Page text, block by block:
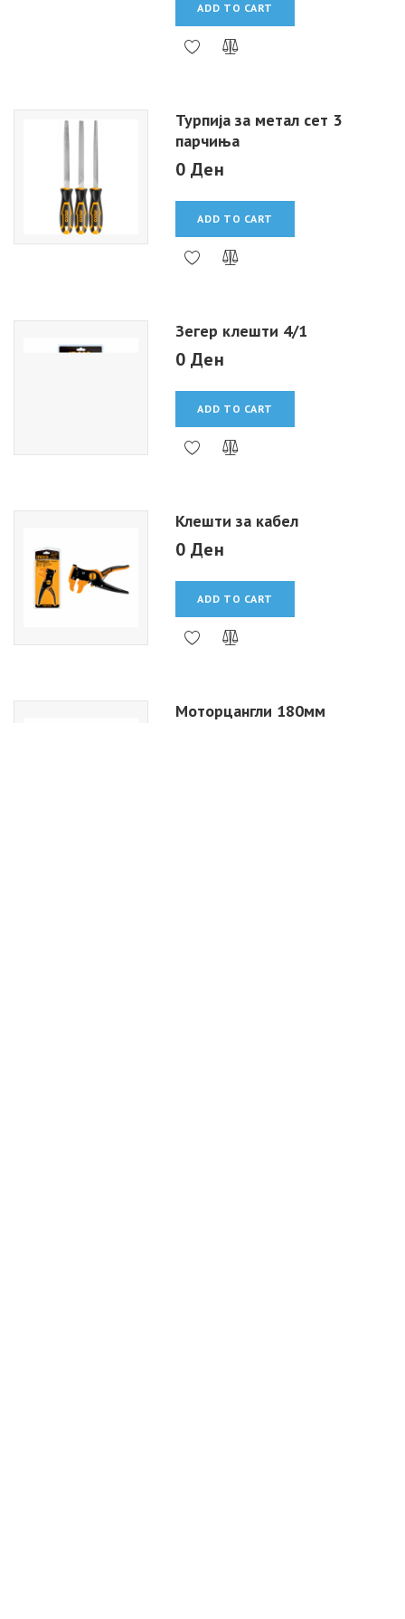
ADD TO CART
Турпија за метал сет 3
парчиња
0 Ден
ADD TO CART
Зегер клешти 4/1
0 Ден
ADD TO CART
Клешти за кабел
0 Ден
ADD TO CART
Моторцангли 180мм